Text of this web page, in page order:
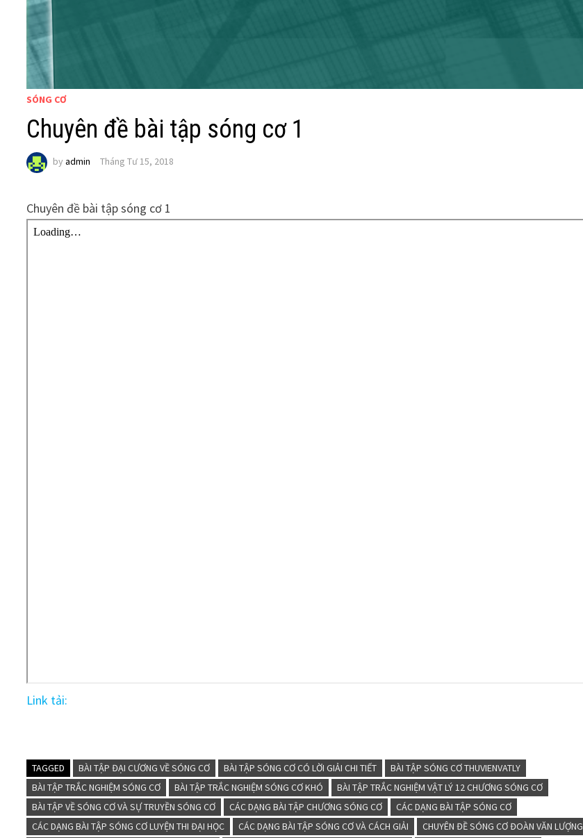
SÓNG CƠ
Chuyên đề bài tập sóng cơ 1
byadmin Tháng Tư 15, 2018
Chuyên đề bài tập sóng cơ 1
Link tải:
TAGGED BÀI TẬP ĐẠI CƯƠNG VỀ SÓNG CƠ BÀI TẬP SÓNG CƠ CÓ LỜI GIẢI CHI TIẾT
BÀI TẬP SÓNG CƠ THUVIENVATLY
BÀI TẬP TRẮC NGHIỆM SÓNG CƠ
BÀI TẬP TRẮC NGHIỆM SÓNG CƠ KHÓ
BÀI TẬP TRẮC NGHIỆM VẬT LÝ 12 CHƯƠNG SÓNG CƠ
BÀI TẬP VỀ SÓNG CƠ VÀ SỰ TRUYỀN SÓNG CƠ
CÁC DẠNG BÀI TẬP CHƯƠNG SÓNG CƠ
CÁC DẠNG BÀI TẬP SÓNG CƠ
CÁC DẠNG BÀI TẬP SÓNG CƠ LUYỆN THI ĐẠI HỌC
CÁC DẠNG BÀI TẬP SÓNG CƠ VÀ CÁCH GIẢI
CHUYÊN ĐỀ SÓNG CƠ ĐOÀN VĂN LƯỢNG